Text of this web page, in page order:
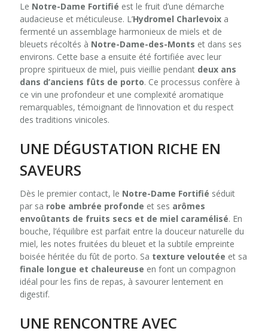
Le Notre-Dame Fortifié est le fruit d’une démarche
audacieuse et méticuleuse. L’Hydromel Charlevoixa
fermenté un assemblage harmonieux de miels et de
bleuets récoltés à Notre-Dame-des-Monts et dans ses
environs. Cette base a ensuite été fortifiée avec leur
propre spiritueux de miel, puis vieillie pendant deux ans
dans d’anciens fûts de porto. Ce processus confère à
ce vin une profondeur et une complexité aromatique
remarquables, témoignant de l’innovation et du respect
des traditions vinicoles.
UNE DÉGUSTATION RICHE EN
SAVEURS
Dès le premier contact, le Notre-Dame Fortifié séduit
par sa robe ambrée profonde et ses arômes
envoûtants de fruits secs et de miel caramélisé. En
bouche, l’équilibre est parfait entre la douceur naturelle du
miel, les notes fruitées du bleuet et la subtile empreinte
boisée héritée du fût de porto. Sa texture veloutée et sa
finale longue et chaleureuse en font un compagnon
idéal pour les fins de repas, à savourer lentement en
digestif.
UNE RENCONTRE AVEC